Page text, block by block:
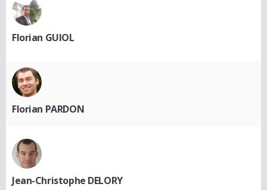
Florian GUIOL
Florian PARDON
Jean-Christophe DELORY